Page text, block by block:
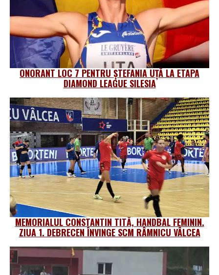
ONORANT LOC 7 PENTRU ȘTEFANIA UȚĂ LA ETAPA
DIAMOND LEAGUE SILESIA
MEMORIALUL CONSTANTIN TITĂ, HANDBAL FEMININ.
ZIUA 1. DEBRECEN ÎNVINGE SCM RÂMNICU VÂLCEA